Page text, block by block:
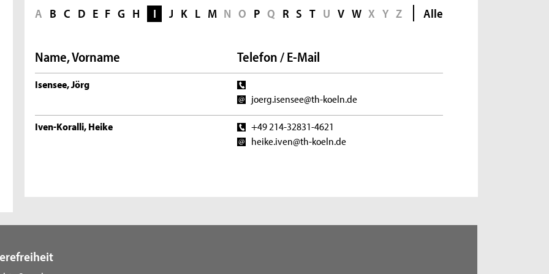
A B C D E F G H I J K L M N O P Q R S T U V W X Y Z Alle
Name, Vorname Telefon / E-Mail
Isensee, Jörg
joerg.isensee@th-koeln.de
Iven-Koralli, Heike
+49 214-32831-4621
heike.iven@th-koeln.de